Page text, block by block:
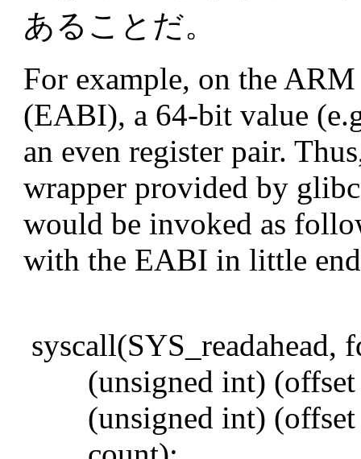
あることだ。
For example, on the
(EABI), a 64-bit value
an even register pair.
wrapper provided by
would be invoked as
with the EABI in little
syscall(SYS_readahead,
(unsigned int) (offset
(unsigned int) (offset